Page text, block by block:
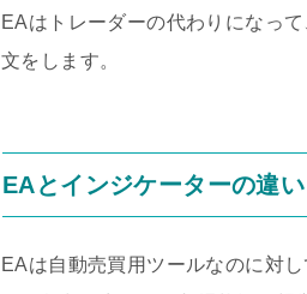
EAはトレーダーの代わりになっ
文をします。
EAとインジケーターの違い
EAは自動売買用ツールなのに対